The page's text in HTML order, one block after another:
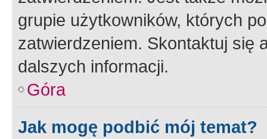
grupie użytkowników, których
zatwierdzeniem. Skontaktuj się
dalszych informacji.
Góra
Jak mogę podbić mój temat?